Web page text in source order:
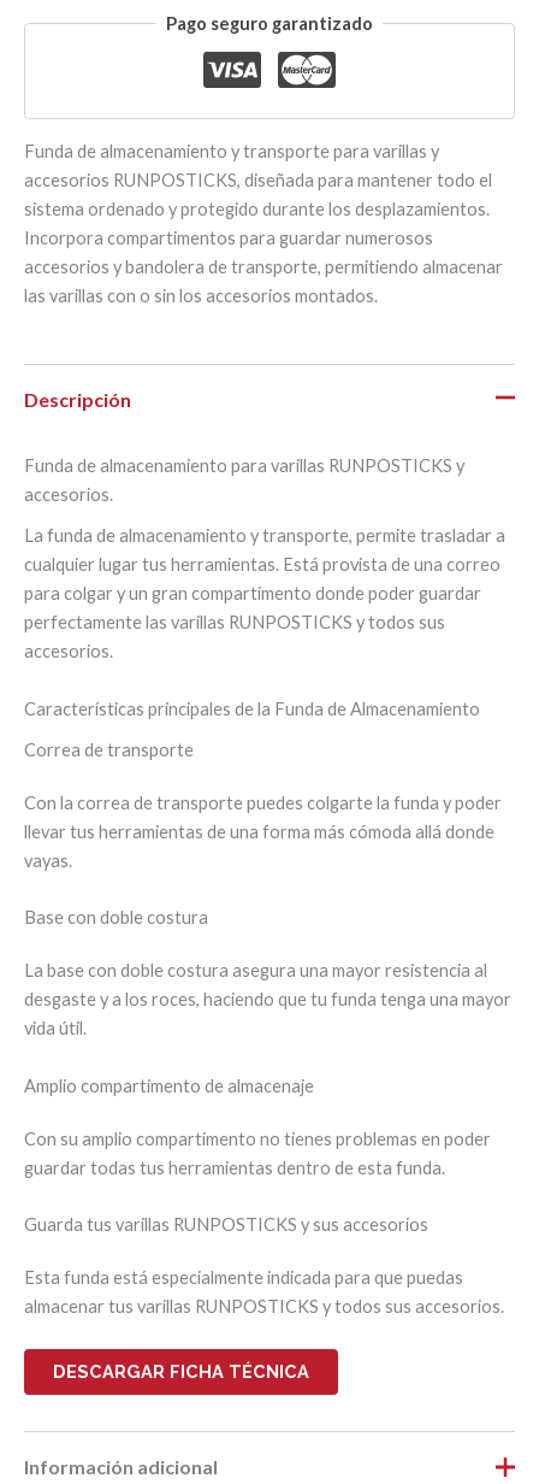
Pago seguro garantizado
Funda de almacenamiento y transporte para varillas y
accesorios RUNPOSTICKS, diseñada para mantener todo el
sistema ordenado y protegido durante los desplazamientos.
Incorpora compartimentos para guardar numerosos
accesorios y bandolera de transporte, permitiendo almacenar
las varillas con o sin los accesorios montados.
Descripción
Funda de almacenamiento para varillas RUNPOSTICKS y
accesorios.
La funda de almacenamiento y transporte, permite trasladar a
cualquier lugar tus herramientas. Está provista de una correo
para colgar y un gran compartimento donde poder guardar
perfectamente las varillas RUNPOSTICKS y todos sus
accesorios.
Características principales de la Funda de Almacenamiento
Correa de transporte
Con la correa de transporte puedes colgarte la funda y poder
llevar tus herramientas de una forma más cómoda allá donde
vayas.
Base con doble costura
La base con doble costura asegura una mayor resistencia al
desgaste y a los roces, haciendo que tu funda tenga una mayor
vida útil.
Amplio compartimento de almacenaje
Con su amplio compartimento no tienes problemas en poder
guardar todas tus herramientas dentro de esta funda.
Guarda tus varillas RUNPOSTICKS y sus accesorios
Esta funda está especialmente indicada para que puedas
almacenar tus varillas RUNPOSTICKS y todos sus accesorios.
DESCARGAR FICHA TÉCNICA
Información adicional